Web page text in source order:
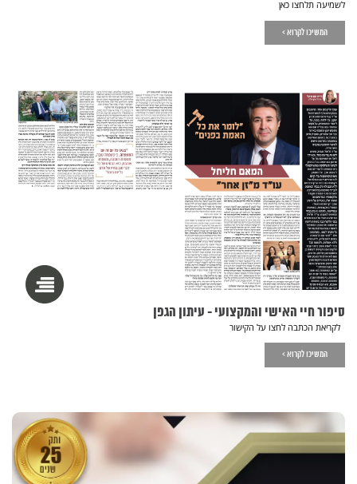
לשמיעה תלחצו כאן
המשיכו לקרוא >
סיפור חיי האישי והמקצועי - עיתון הגפן
לקריאת הכתבה לחצו על הקישור
המשיכו לקרוא >